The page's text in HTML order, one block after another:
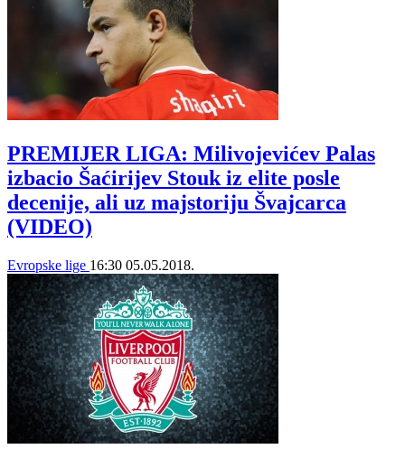
PREMIJER LIGA: Milivojevićev Palas
izbacio Šaćirijev Stouk iz elite posle
decenije, ali uz majstoriju Švajcarca
(VIDEO)
Evropske lige 16:30 05.05.2018.